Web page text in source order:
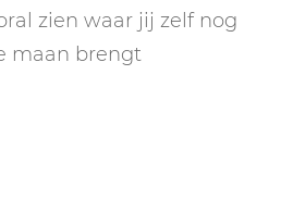
zien waar jij zelf nog
maan brengt